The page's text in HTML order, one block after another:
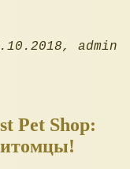
admin
Pet Shop: